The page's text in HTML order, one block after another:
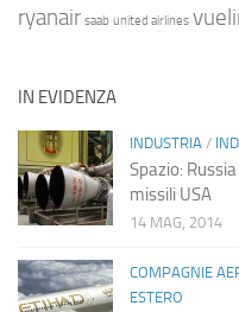
ryanair saab united airlines
IN EVIDENZA
INDUSTRIA /
Spazio:
missili USA
14 MAG, 2014
COMPAGNIE
ESTERO